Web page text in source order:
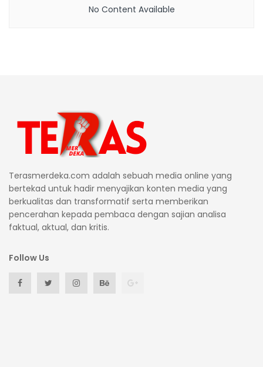
No Content Available
Terasmerdeka.com adalah sebuah media online yang
bertekad untuk hadir menyajikan konten media yang
berkualitas dan transformatif serta memberikan
pencerahan kepada pembaca dengan sajian analisa
faktual, aktual, dan kritis.
Follow Us